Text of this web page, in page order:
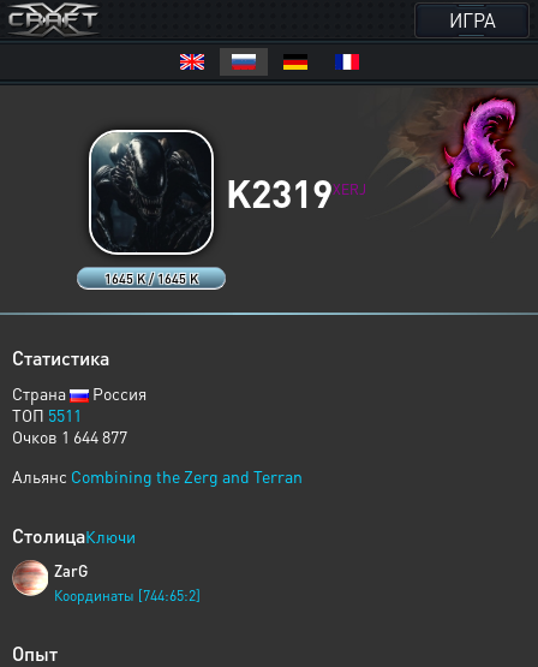
ИГРА
1645 K / 1645 K
K2319XERJ
Статистика
Страна
Россия
ТОП 5511
Очков 1 644 877
Альянс Combining the Zerg and Terran
СтолицаКлючи
ZarG
Координаты [744:65:2]
Опыт